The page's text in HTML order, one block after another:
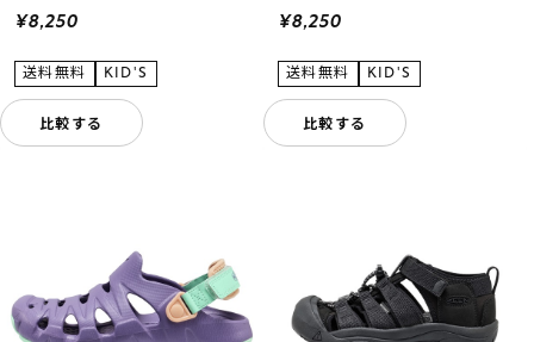
¥8,250
比較する
¥8,250
比較する